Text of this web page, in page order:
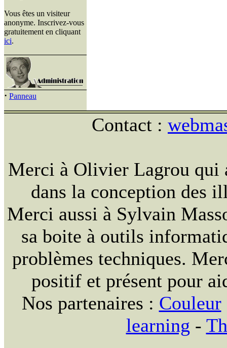
Vous êtes un visiteur
anonyme. Inscrivez-vous
gratuitement en cliquant
ici.
· Panneau
Contact :
Merci à Olivier Lagrou qui
dans la conception des
Merci aussi à Sylvain
sa boite à outils
problèmes techniques.
positif et présent pour
Nos partenaires : Couleur
learning -